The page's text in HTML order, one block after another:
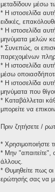
μεταδίδουν μέσω
* H ιστοσελίδα
ειδικές,
* H ιστοσελίδα
μηνύματα μελών
* Συνεπώς, οι
παρεχομένων
* H ιστοσελίδα
μέσω
* H ιστοσελίδα
μηνύματα που
* Καταβάλλεται
μπορείτε να
Πριν ζητήσετε /
* Χρησιμοποιήστε
* Μην "απαιτείτε",
άλλους.
* Θυμηθείτε πως
ερώτησής σας να